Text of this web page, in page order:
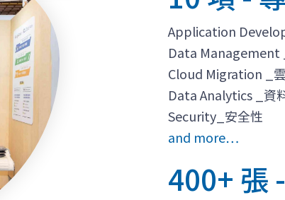
Application
Data Management
Cloud Migration _
Data Analytics _資
Security_安全性
and more…
400+ 張